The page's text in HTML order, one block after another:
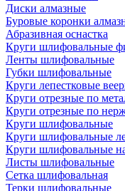
Диски алмазные
Буровые коронки
Абразивная оснастка
Круги шлифовальные
Ленты шлифовальные
Губки шлифовальные
Круги лепестковые
Круги отрезные по
Круги отрезные по
Круги шлифовальные
Круги шлифовальные
Круги шлифовальные
Листы шлифовальные
Сетка шлифовальная
Терки шлифовальные